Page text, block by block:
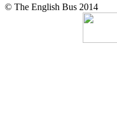
© The English Bus 2014